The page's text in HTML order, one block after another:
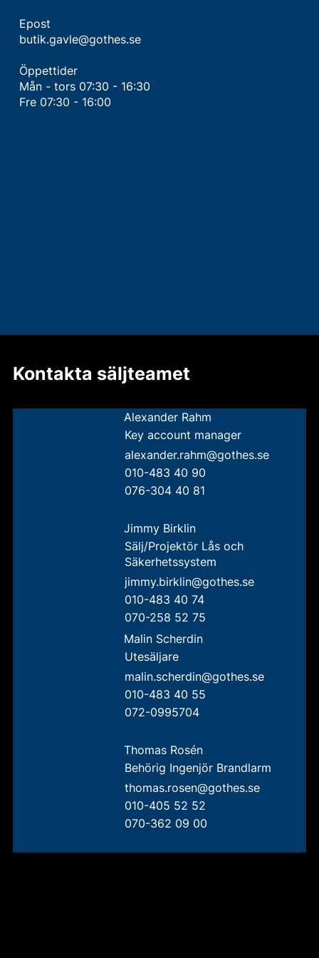
Epost
butik.gavle@gothes.se
Öppettider
Mån - tors 07:30 - 16:30
Fre 07:30 - 16:00
Kontakta säljteamet
Alexander Rahm
Key account manager
alexander.rahm@gothes.se
010-483 40 90
076-304 40 81
Jimmy Birklin
Sälj/Projektör Lås och
Säkerhetssystem
jimmy.birklin@gothes.se
010-483 40 74
070-258 52 75
Malin Scherdin
Utesäljare
malin.scherdin@gothes.se
010-483 40 55
072-0995704
Thomas Rosén
Behörig Ingenjör Brandlarm
thomas.rosen@gothes.se
010-405 52 52
070-362 09 00